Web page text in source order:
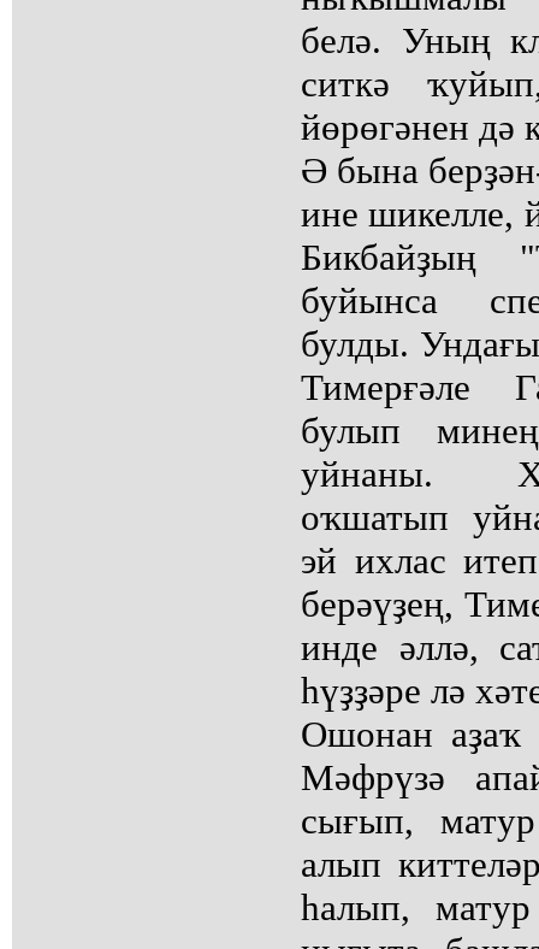
белә. Уның
ситкә
йөрөгәнен дә
Ә бына
ине шикелле,
Бикбайҙың
буйынса
булды.
Тимерғәле
булып
уйнаны.
оҡшатып
эй ихлас
берәүҙең,
инде әллә,
һүҙҙәре лә
Ошонан аҙаҡ
Мәфрүзә
сығып,
алып
һалып,